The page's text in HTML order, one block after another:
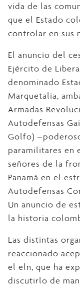
vida de las
que el Estado
controlar en sus
El anuncio del
Ejército de
denominado
Marquetalia,
Armadas
Autodefensas
Golfo)
paramilitares en
señores de la
Panamá en el
Autodefensas
Un anuncio de
la historia
Las distintas
reaccionado
el eln, que ha
discutirlo de